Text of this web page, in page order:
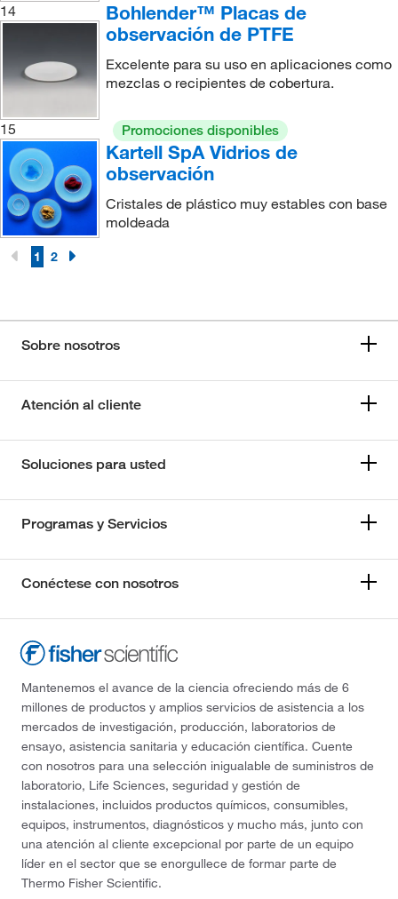
14
Bohlender™ Placas de
observación de PTFE
Excelente para su uso en aplicaciones como
mezclas o recipientes de cobertura.
15 Promociones disponibles
Kartell SpA Vidrios de
observación
Cristales de plástico muy estables con base
moldeada
1 2
Sobre nosotros
Atención al cliente
Soluciones para usted
Programas y Servicios
Conéctese con nosotros
Mantenemos el avance de la ciencia ofreciendo más de 6
millones de productos y amplios servicios de asistencia a los
mercados de investigación, producción, laboratorios de
ensayo, asistencia sanitaria y educación científica. Cuente
con nosotros para una selección inigualable de suministros de
laboratorio, Life Sciences, seguridad y gestión de
instalaciones, incluidos productos químicos, consumibles,
equipos, instrumentos, diagnósticos y mucho más, junto con
una atención al cliente excepcional por parte de un equipo
líder en el sector que se enorgullece de formar parte de
Thermo Fisher Scientific.